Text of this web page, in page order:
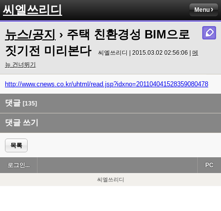
씨엘쓰리디 Menu
뉴스/공지 › 주택 친환경성 BIM으로
짓기전 미리본다
씨엘쓰리디 | 2015.03.02 02:56:06 | 메
뉴 건너뛰기
http://www.cnews.co.kr/uhtml/read.jsp?idxno=201104041528359080478
댓글 [135]
댓글 쓰기
목록
로그인... PC
씨엘쓰리디